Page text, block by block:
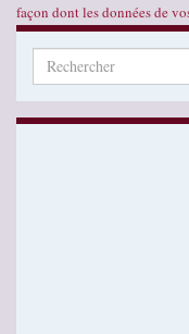
façon dont les données de
Search for: